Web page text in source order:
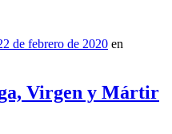
de febrero de 2020 en
Virgen y Mártir